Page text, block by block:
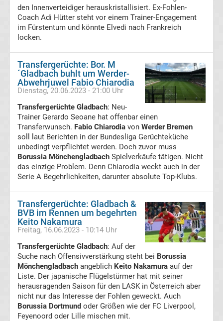
Transfergerüchte
Frankfurt
Energie
Cottbus
Transfergerüchte
Augsburg
Transfergerüchte
FC
Erzgebirge
Aue
den Innenverteidiger herauskristallisiert. Ex-Fohlen-
Coach Adi Hütter steht vor einem Trainer-Engagement
im Fürstentum und könnte Elvedi nach Frankreich
locken.
Transfergerüchte: Bor. M
´Gladbach buhlt um Werder-
Abwehrjuwel Fabio Chiarodia
Dienstag, 20.06.2023 - 21:00 Uhr
Transfergerüchte Gladbach: Neu-
Trainer Gerardo Seoane hat offenbar einen
Transferwunsch. Fabio Chiarodia von Werder Bremen
soll laut Berichten in der Bundesliga Gerüchteküche
unbedingt verpflichtet werden. Doch zuvor muss
Borussia Mönchengladbach Spielverkäufe tätigen. Nicht
das einzige Problem. Denn Chiarodia weckt auch in der
Serie A Begehrlichkeiten, darunter absolute Top-Klubs.
Transfergerüchte: Gladbach &
BVB im Rennen um begehrten
Keito Nakamura
Freitag, 16.06.2023 - 10:14 Uhr
Transfergerüchte Gladbach: Auf der
Suche nach Offensivverstärkung steht bei Borussia
Mönchengladbach angeblich Keito Nakamura auf der
Liste. Der japanische Flügelstürmer hat mit seiner
herausragenden Saison für den LASK in Österreich aber
nicht nur das Interesse der Fohlen geweckt. Auch
Borussia Dortmund oder Größen wie der FC Liverpool,
Feyenoord oder Lille mischen mit.